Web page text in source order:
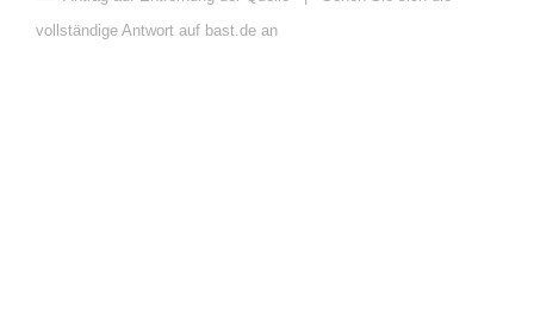
vollständige Antwort auf bast.de an